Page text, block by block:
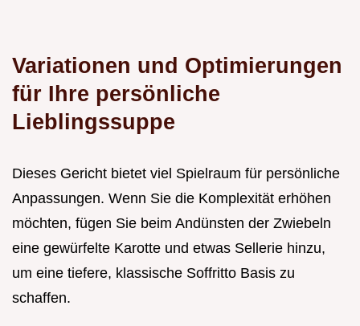
Variationen und Optimierungen
für Ihre persönliche
Lieblingssuppe
Dieses Gericht bietet viel Spielraum für persönliche
Anpassungen. Wenn Sie die Komplexität erhöhen
möchten, fügen Sie beim Andünsten der Zwiebeln
eine gewürfelte Karotte und etwas Sellerie hinzu,
um eine tiefere, klassische Soffritto Basis zu
schaffen.